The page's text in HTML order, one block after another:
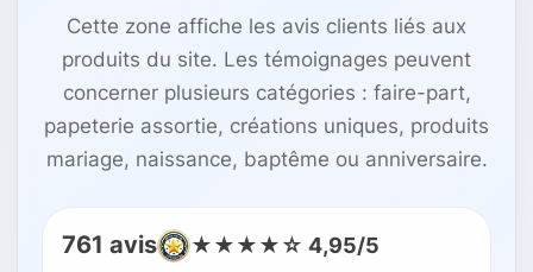
Cette zone affiche les avis clients liés aux
produits du site. Les témoignages peuvent
concerner plusieurs catégories : faire-part,
papeterie assortie, créations uniques, produits
mariage, naissance, baptême ou anniversaire.
761 avis ★★★★☆ 4,95/5